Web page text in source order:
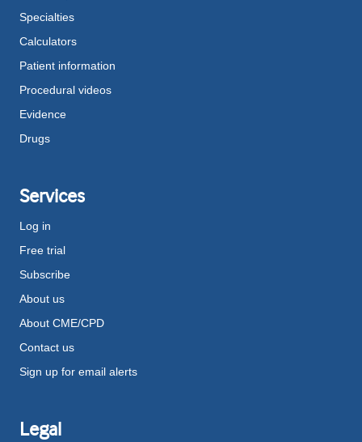
Specialties
Calculators
Patient information
Procedural videos
Evidence
Drugs
Services
Log in
Free trial
Subscribe
About us
About CME/CPD
Contact us
Sign up for email alerts
Legal